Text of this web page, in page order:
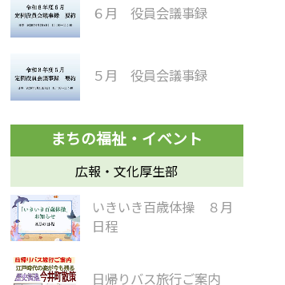
６月 役員会議事録
５月 役員会議事録
広報・文化厚生部
いきいき百歳体操 ８月
日程
日帰りバス旅行ご案内